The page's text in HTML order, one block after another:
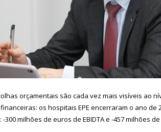
orçamentais são cada vez mais visíveis ao
os hospitais EPE encerraram o ano de
300 milhões de euros de EBIDTA e -457 milhões